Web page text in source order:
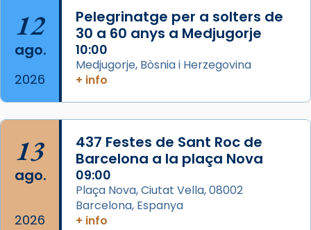
Foto
View on Facebook ·
12
ago.
2026
Pelegrinatge per a solters de
30 a 60 anys a Medjugorje
10:00
Medjugorje, Bòsnia i Herzegovina
+ info
13
ago.
2026
437 Festes de Sant Roc de
Barcelona a la plaça Nova
09:00
Plaça Nova, Ciutat Vella, 08002
Barcelona, Espanya
+ info